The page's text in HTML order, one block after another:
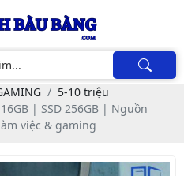
5-10 triệu
| SSD 256GB | Nguồn
việc & gaming